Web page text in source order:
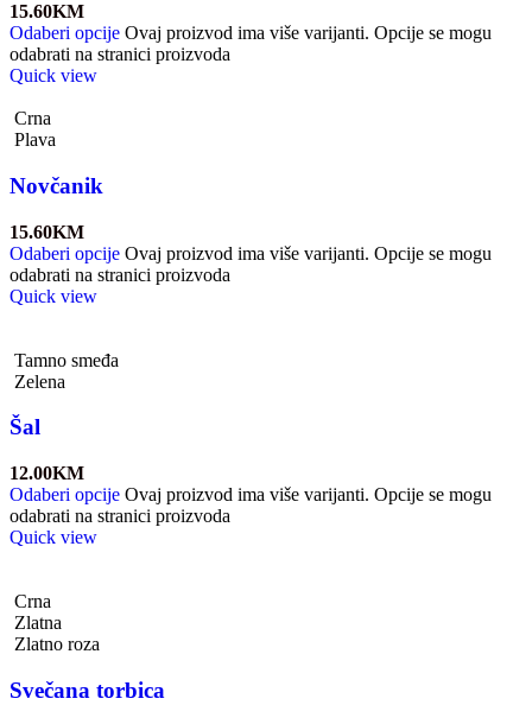
15.60KM
Odaberi opcije Ovaj proizvod ima više varijanti. Opcije se mogu
odabrati na stranici proizvoda
Quick view
Crna
Plava
Novčanik
15.60KM
Odaberi opcije Ovaj proizvod ima više varijanti. Opcije se mogu
odabrati na stranici proizvoda
Quick view
Tamno smeđa
Zelena
Šal
12.00KM
Odaberi opcije Ovaj proizvod ima više varijanti. Opcije se mogu
odabrati na stranici proizvoda
Quick view
Crna
Zlatna
Zlatno roza
Svečana torbica